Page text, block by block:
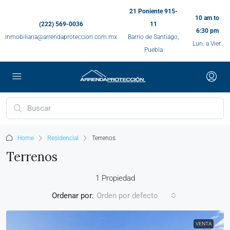
(222) 569-0036
inmobiliaria@arrendaproteccion.com.mx
21 Poniente 915-
11
Barrio de Santiago,
Puebla
10 am to
6:30 pm
Lun. a Vier.
Home Residencial Terrenos
Terrenos
1 Propiedad
Ordenar por: Orden por defecto
VENTA